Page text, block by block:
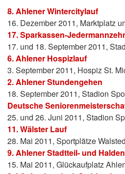
8. Ahlener Wintercitylauf
16. Dezember 2011, Marktplatz
17. Sparkassen-
17. und 18. September 2011,
6. Ahlener Hospizlauf
3. September 2011, Hospiz St.
2. Ahlener Stundengehen
18. September 2011, Stadion
Deutsche
25. und 26. Juni 2011, Stadion
11. Wälster Lauf
28. Mai 2011, Sportplätze
9. Ahlener Stadtteil- und
15. Mai 2011, Glückaufplatz